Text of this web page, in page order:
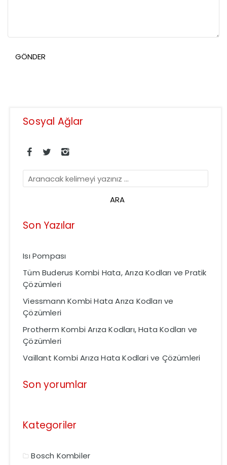
Sosyal Ağlar
Son Yazılar
Isı Pompası
Tüm Buderus Kombi Hata, Arıza Kodları ve Pratik
Çözümleri
Viessmann Kombi Hata Arıza Kodları ve
Çözümleri
Protherm Kombi Arıza Kodları, Hata Kodları ve
Çözümleri
Vaillant Kombi Arıza Hata Kodlari ve Çözümleri
Son yorumlar
Kategoriler
Bosch Kombiler